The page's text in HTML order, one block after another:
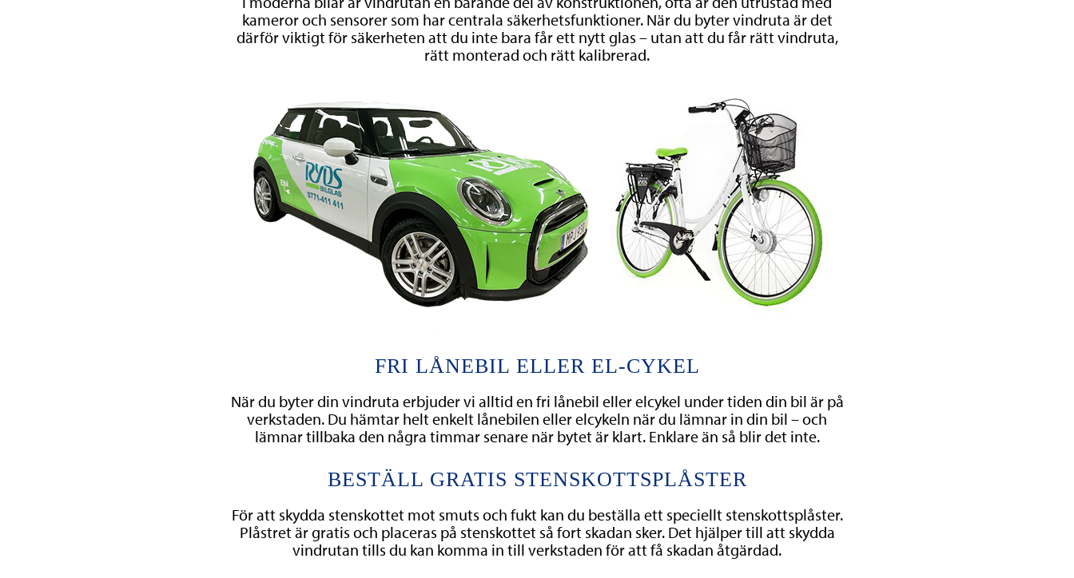
kameror och sensorer som har centrala säkerhetsfunktioner. När du byter vindruta är det
därför viktigt för säkerheten att du inte bara får ett nytt glas – utan att du får rätt vindruta,
rätt monterad och rätt kalibrerad.
FRI LÅNEBIL ELLER EL-CYKEL
När du byter din vindruta erbjuder vi alltid en fri lånebil eller elcykel under tiden din bil är på
verkstaden. Du hämtar helt enkelt lånebilen eller elcykeln när du lämnar in din bil – och
lämnar tillbaka den några timmar senare när bytet är klart. Enklare än så blir det inte.
BESTÄLL GRATIS STENSKOTTSPLÅSTER
För att skydda stenskottet mot smuts och fukt kan du beställa ett speciellt stenskottsplåster.
Plåstret är gratis och placeras på stenskottet så fort skadan sker. Det hjälper till att skydda
vindrutan tills du kan komma in till verkstaden för att få skadan åtgärdad.